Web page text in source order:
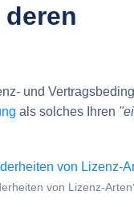
und
als solches Ihren
von Lizenz-